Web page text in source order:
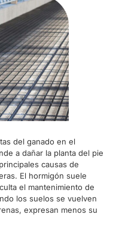
del ganado en el
a dañar la planta del pie
causas de
El hormigón suele
el mantenimiento de
los suelos se vuelven
expresan menos su